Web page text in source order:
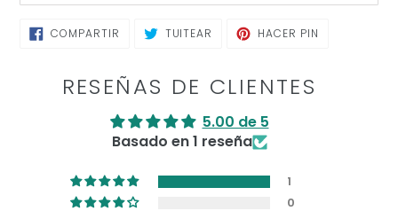
COMPARTIR COMPARTIRTUITEAR TUITEARHACER PIN
RESEÑAS DE CLIENTES
5.00 de 5
Basado en 1 reseña
1
0